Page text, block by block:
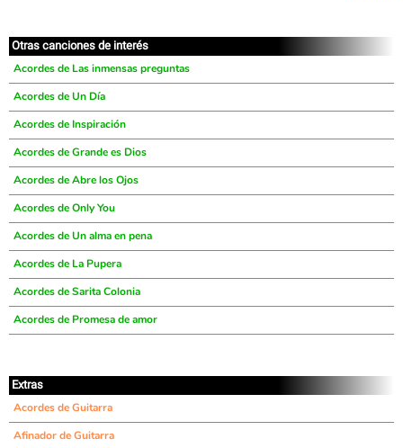
Otras canciones de interés
Acordes de Las inmensas preguntas
Acordes de Un Día
Acordes de Inspiración
Acordes de Grande es Dios
Acordes de Abre los Ojos
Acordes de Only You
Acordes de Un alma en pena
Acordes de La Pupera
Acordes de Sarita Colonia
Acordes de Promesa de amor
Extras
Acordes de Guitarra
Afinador de Guitarra